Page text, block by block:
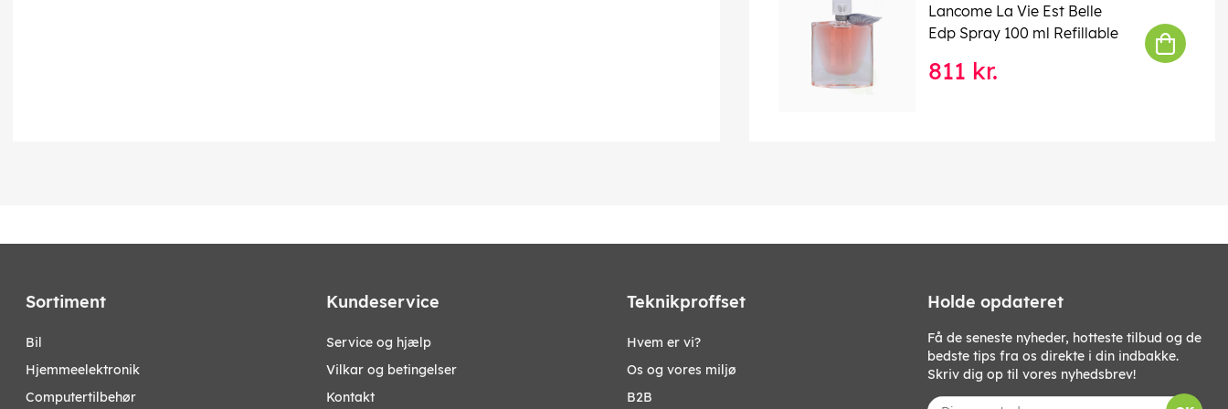
Lancome La Vie Est Belle
Edp Spray 100 ml Refillable
811 kr.
Sortiment
bil
hjemmeelektronik
computertilbehør
Kundeservice
Service og hjælp
Vilkar og betingelser
Kontakt
Teknikproffset
Hvem er vi?
Os og vores miljø
B2B
Holde opdateret
Få de seneste nyheder, hotteste tilbud og de
bedste tips fra os direkte i din indbakke.
Skriv dig op til vores nyhedsbrev!